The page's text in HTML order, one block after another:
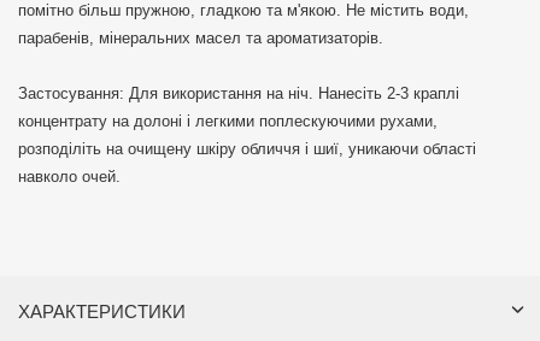
помітно більш пружною, гладкою та м'якою. Не містить води,
парабенів, мінеральних масел та ароматизаторів.
Застосування: Для використання на ніч. Нанесіть 2-3 краплі
концентрату на долоні і легкими поплескуючими рухами,
розподіліть на очищену шкіру обличчя і шиї, уникаючи області
навколо очей.
ХАРАКТЕРИСТИКИ